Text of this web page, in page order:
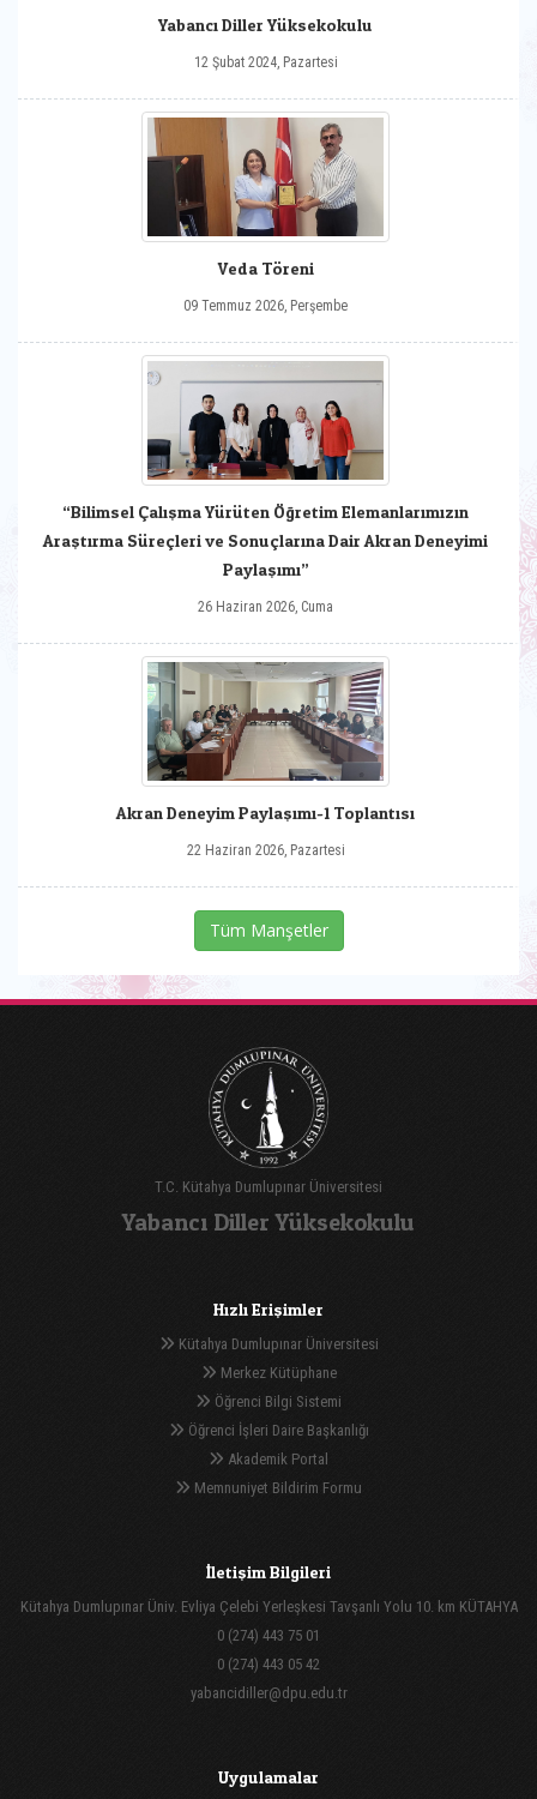
Yabancı Diller Yüksekokulu
12 Şubat 2024, Pazartesi
Veda Töreni
09 Temmuz 2026, Perşembe
“Bilimsel Çalışma Yürüten Öğretim Elemanlarımızın
Araştırma Süreçleri ve Sonuçlarına Dair Akran Deneyimi
Paylaşımı”
26 Haziran 2026, Cuma
Akran Deneyim Paylaşımı-1 Toplantısı
22 Haziran 2026, Pazartesi
Tüm Manşetler
T.C. Kütahya Dumlupınar Üniversitesi
Yabancı Diller Yüksekokulu
Hızlı Erişimler
Kütahya Dumlupınar Üniversitesi
Merkez Kütüphane
Öğrenci Bilgi Sistemi
Öğrenci İşleri Daire Başkanlığı
Akademik Portal
Memnuniyet Bildirim Formu
İletişim Bilgileri
Kütahya Dumlupınar Üniv. Evliya Çelebi Yerleşkesi Tavşanlı Yolu 10. km KÜTAHYA
0 (274) 443 75 01
0 (274) 443 05 42
yabancidiller@dpu.edu.tr
Uygulamalar